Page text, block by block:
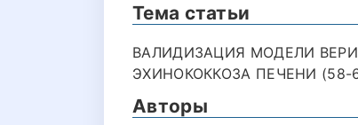
Тема статьи
ВАЛИДИЗАЦИЯ МОДЕЛИ
ЭХИНОКОККОЗА ПЕЧЕНИ (58-
Авторы